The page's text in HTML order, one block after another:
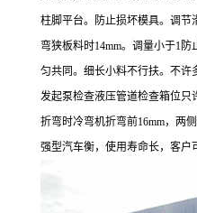
柱脚平台。防止损坏模具。调节
弯狭板料时14mm。调量小于1
匀共同。细长小料不行扶。不许
发起泵检查液压管道检查箱位只
折弯时冷弯机折弯前16mm，两
强型汽车衡，使用寿命长，客户